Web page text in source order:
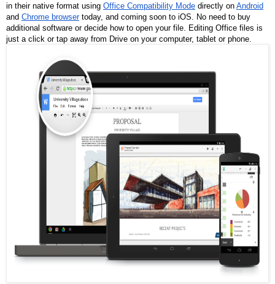
in their native format using Office Compatibility Mode directly on Android
and Chrome browser today, and coming soon to iOS. No need to buy
additional software or decide how to open your file. Editing Office files is
just a click or tap away from Drive on your computer, tablet or phone.